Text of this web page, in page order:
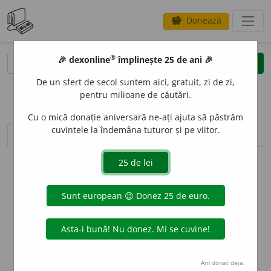
savings Donează
clear
opțiuni
sinteza definițiilor (1) definiții (2) declinări
info
Aceste definiții sunt compilate de
echipa dexonline. Definițiile
originale se află pe filadefiniții.
preferințe
🎉 dexonline® împlinește 25 de ani 🎉
De un sfert de secol suntem aici, gratuit, zi de zi,
pentru milioane de căutări.
Cu o mică donație aniversară ne-ați ajuta să păstrăm
cuvintele la îndemâna tuturor și pe viitor.
Am donat deja.